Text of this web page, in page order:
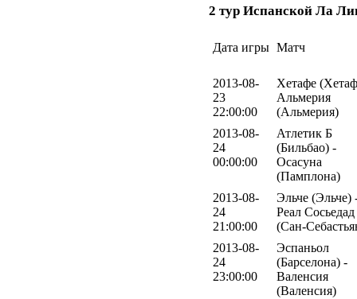
2 тур Испанской Ла
Дата игры Матч
2013-08-
23
22:00:00
Хетафе
Альмерия
(Альмерия)
2013-08-
24
00:00:00
Атлетик Б
(Бильбао) -
Осасуна
(Памплона)
2013-08-
24
21:00:00
Эльче (Эльче)
Реал Сосьедад
(Сан-
2013-08-
24
23:00:00
Эспаньол
(Барселона) -
Валенсия
(Валенсия)